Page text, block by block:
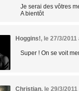
Je serai des vôtres
A bientôt
Hoggins!, le 27/3/
Super ! On se voit
Christian, le 29/3/